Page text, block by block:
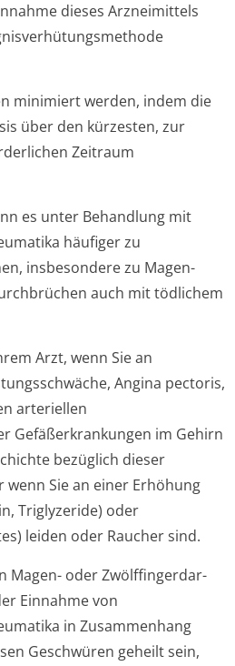
dieses Arzneimittels
minimiert werden, indem die
über den kürzesten, zur
Zeitraum
es unter Behandlung mit
häufiger zu
insbesondere zu Magen-
auch mit tödlichem
Arzt, wenn Sie an
Angina pectoris,
arteriellen
Gefäßerkrankungen im Gehirn
bezüglich dieser
Sie an einer Erhöhung
Triglyzeride) oder
leiden oder Raucher sind.
Magen- oder Zwölffingerdar­
Einnahme von
in Zusammenhang
Geschwüren geheilt sein,